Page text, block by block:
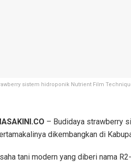
sistem hidroponik Nutrient Film
– Budidaya strawberry
dikembangkan di
tani modern yang diberi nama